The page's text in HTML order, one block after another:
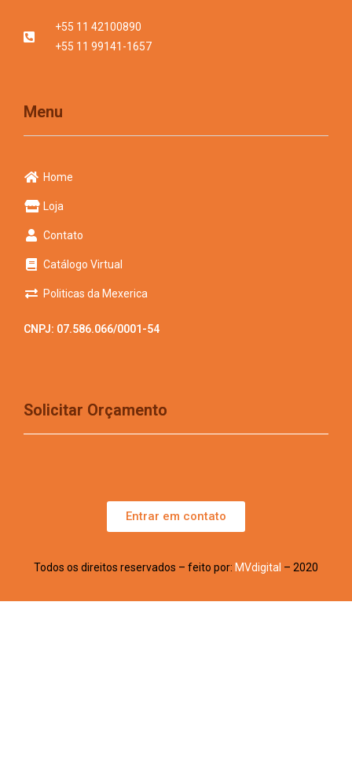
+55 11 42100890
+55 11 99141-1657
Menu
Home
Loja
Contato
Catálogo Virtual
Politicas da Mexerica
CNPJ: 07.586.066/0001-54
Solicitar Orçamento
Entrar em contato
Todos os direitos reservados – feito por: MVdigital – 2020